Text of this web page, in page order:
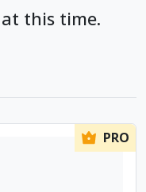
this time.
PRO